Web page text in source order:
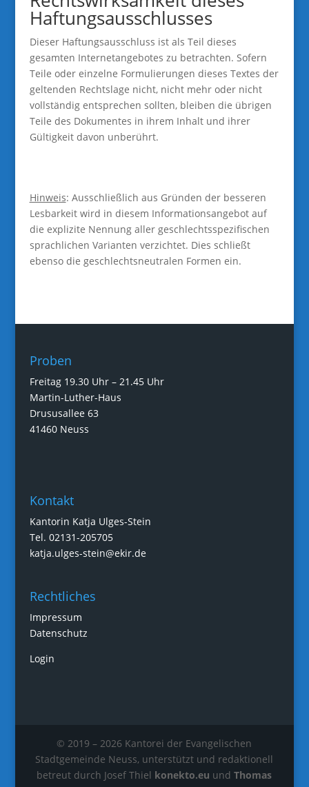
Haftungsausschlusses
Dieser Haftungsausschluss ist als Teil dieses
gesamten Internetangebotes zu betrachten. Sofern
Teile oder einzelne Formulierungen dieses Textes der
geltenden Rechtslage nicht, nicht mehr oder nicht
vollständig entsprechen sollten, bleiben die übrigen
Teile des Dokumentes in ihrem Inhalt und ihrer
Gültigkeit davon unberührt.
Hinweis: Ausschließlich aus Gründen der besseren
Lesbarkeit wird in diesem Informationsangebot auf
die explizite Nennung aller geschlechtsspezifischen
sprachlichen Varianten verzichtet. Dies schließt
ebenso die geschlechtsneutralen Formen ein.
Proben
Freitag 19.30 Uhr – 21.45 Uhr
Martin-Luther-Haus
Drususallee 63
41460 Neuss
Kontakt
Kantorin Katja Ulges-Stein
Tel. 02131-205705
katja.ulges-stein@ekir.de
Rechtliches
Impressum
Datenschutz
Login
© 2019 – 2026 Kantorei der Evangelischen
Stadtgemeinde Neuss, unterstützt und redaktionell
betreut durch Josef Thiel konekto.eu undThomas